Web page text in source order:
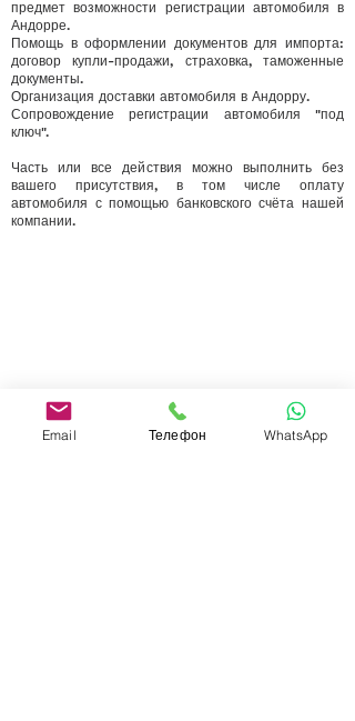
предмет возможности регистрации автомобиля в
Андорре.
Помощь в оформлении документов для импорта:
договор купли-продажи, страховка, таможенные
документы.
Организация доставки автомобиля в Андорру.
Сопровождение регистрации автомобиля "под
ключ".
Часть или все действия можно выполнить без
вашего присутствия, в том числе оплату
автомобиля с помощью банковского счёта нашей
компании.
Email Телефон WhatsApp